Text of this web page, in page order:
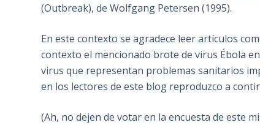
(Outbreak), de Wolfgang Petersen (1995).
En este contexto se agradece leer artículos
contexto el mencionado brote de virus Ébola
virus que representan problemas sanitarios
en los lectores de este blog reproduzco a
(Ah, no dejen de votar en la encuesta de este